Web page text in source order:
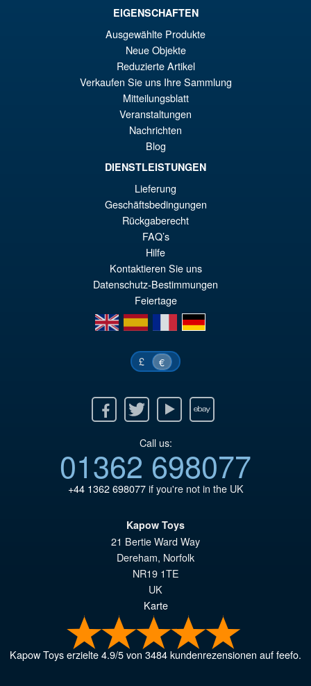
VORBESTELLUNGEN
S.H. MonsterArts Godzilla Vs
Evangelion Test Type 01 G
Awakening Action Figure
VORBESTELLUNGEN
EIGENSCHAFTEN
Ausgewählte Produkte
Neue Objekte
Reduzierte Artikel
Verkaufen Sie uns Ihre Sammlung
Mitteilungsblatt
Veranstaltungen
Nachrichten
Blog
DIENSTLEISTUNGEN
Lieferung
Geschäftsbedingungen
Rückgaberecht
FAQ’s
Hilfe
Kontaktieren Sie uns
Datenschutz-Bestimmungen
Feiertage
en
es fr de
£ €
Twitter Youtube Ebay
Call us:
01362 698077
+44 1362 698077if you're not in the UK
Kapow Toys
21 Bertie Ward Way
Dereham, Norfolk
NR19 1TE
UK
Karte
Kapow Toyserzielte4.9/5von 3484kundenrezensionen auf feefo.